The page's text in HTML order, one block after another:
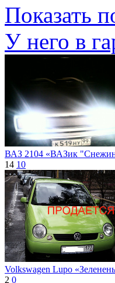
Показать
У него в
ВАЗ 2104 «ВАЗик
14 10
Volkswagen Lupo
2 0